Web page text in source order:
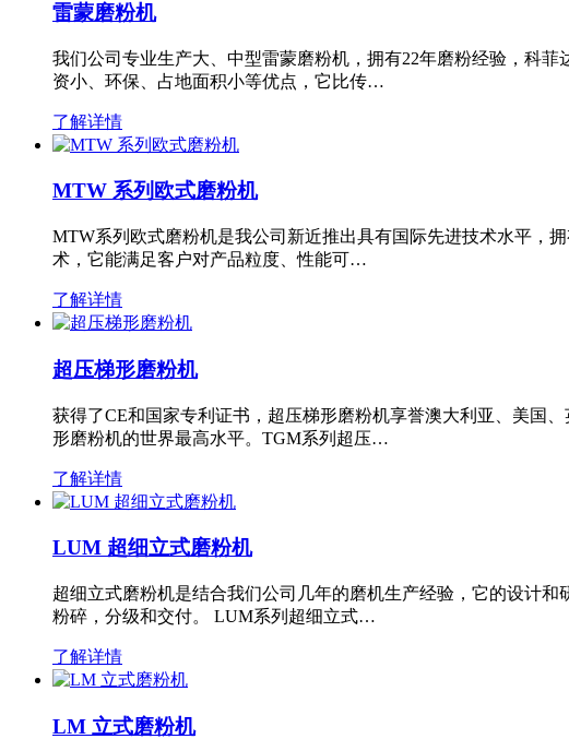
雷蒙磨粉机
我们公司专业生产大、中型雷蒙磨粉机，拥有22年磨粉经验，科
资小、环保、占地面积小等优点，它比传…
了解详情
MTW 系列欧式磨粉机
MTW系列欧式磨粉机是我公司新近推出具有国际先进技术水平，
术，它能满足客户对产品粒度、性能可…
了解详情
超压梯形磨粉机
获得了CE和国家专利证书，超压梯形磨粉机享誉澳大利亚、美国
形磨粉机的世界最高水平。TGM系列超压…
了解详情
LUM 超细立式磨粉机
超细立式磨粉机是结合我们公司几年的磨机生产经验，它的设计
粉碎，分级和交付。 LUM系列超细立式…
了解详情
LM 立式磨粉机